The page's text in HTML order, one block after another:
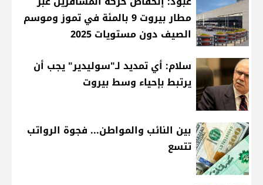
مطار بيروت 9 بالمئة في تموز وموسم
الصيف دون مستويات 2025
سلام: أي تمديد لـ"سوليدير" يجب أن
يرتبط بإحياء وسط بيروت
بين النائب والمواطن... فجوة الرواتب
تتسع